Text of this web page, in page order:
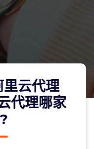
云代理
代理哪家